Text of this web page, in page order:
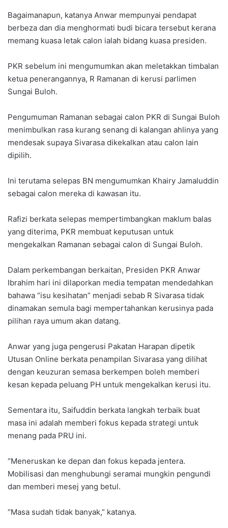
Bagaimanapun, katanya Anwar mempunyai pendapat
berbeza dan dia menghormati budi bicara tersebut kerana
memang kuasa letak calon ialah bidang kuasa presiden.
PKR sebelum ini mengumumkan akan meletakkan timbalan
ketua penerangannya, R Ramanan di kerusi parlimen
Sungai Buloh.
Pengumuman Ramanan sebagai calon PKR di Sungai Buloh
menimbulkan rasa kurang senang di kalangan ahlinya yang
mendesak supaya Sivarasa dikekalkan atau calon lain
dipilih.
Ini terutama selepas BN mengumumkan Khairy Jamaluddin
sebagai calon mereka di kawasan itu.
Rafizi berkata selepas mempertimbangkan maklum balas
yang diterima, PKR membuat keputusan untuk
mengekalkan Ramanan sebagai calon di Sungai Buloh.
Dalam perkembangan berkaitan, Presiden PKR Anwar
Ibrahim hari ini dilaporkan media tempatan mendedahkan
bahawa “isu kesihatan” menjadi sebab R Sivarasa tidak
dinamakan semula bagi mempertahankan kerusinya pada
pilihan raya umum akan datang.
Anwar yang juga pengerusi Pakatan Harapan dipetik
Utusan Online berkata penampilan Sivarasa yang dilihat
dengan keuzuran semasa berkempen boleh memberi
kesan kepada peluang PH untuk mengekalkan kerusi itu.
Sementara itu, Saifuddin berkata langkah terbaik buat
masa ini adalah memberi fokus kepada strategi untuk
menang pada PRU ini.
“Meneruskan ke depan dan fokus kepada jentera.
Mobilisasi dan menghubungi seramai mungkin pengundi
dan memberi mesej yang betul.
“Masa sudah tidak banyak,” katanya.